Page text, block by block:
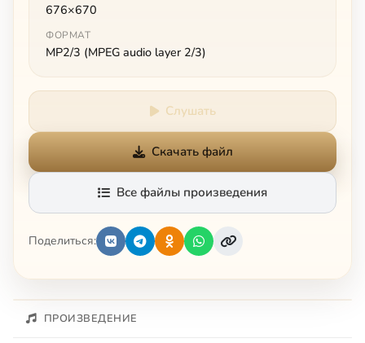
676×670
ФОРМАТ
MP2/3 (MPEG audio layer 2/3)
Слушать
Скачать файл
Все файлы произведения
Поделиться:
ПРОИЗВЕДЕНИЕ